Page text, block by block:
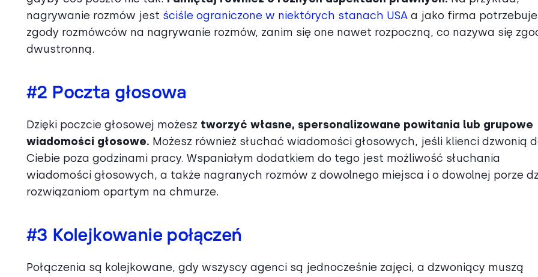
nagrywanie rozmów jest ściśle ograniczone w niektórych stanach USA a jako firma
zgody rozmówców na nagrywanie rozmów, zanim się one nawet rozpoczną, co nazywa się
dwustronną.
#2 Poczta głosowa
Dzięki poczcie głosowej możesz tworzyć własne, spersonalizowane powitania lub grupowe
wiadomości głosowe. Możesz również słuchać wiadomości głosowych, jeśli klienci dzwonią
Ciebie poza godzinami pracy. Wspaniałym dodatkiem do tego jest możliwość słuchania
wiadomości głosowych, a także nagranych rozmów z dowolnego miejsca i o dowolnej porze
rozwiązaniom opartym na chmurze.
#3 Kolejkowanie połączeń
Połączenia są kolejkowane, gdy wszyscy agenci są jednocześnie zajęci, a dzwoniący muszą